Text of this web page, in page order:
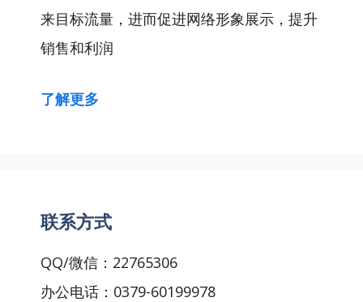
来目标流量，进而促进网络形象展示，提升
销售和利润
了解更多
联系方式
QQ/微信：22765306
办公电话：0379-60199978